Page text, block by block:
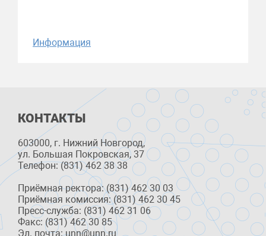
Информация
КОНТАКТЫ
603000, г. Нижний Новгород,
ул. Большая Покровская, 37
Телефон: (831) 462 38 38
Приёмная ректора: (831) 462 30 03
Приёмная комиссия: (831) 462 30 45
Пресс-служба: (831) 462 31 06
Факс: (831) 462 30 85
Эл. почта: unn@unn.ru